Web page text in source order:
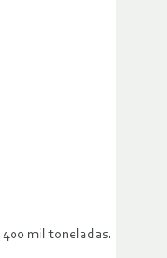
mil toneladas.